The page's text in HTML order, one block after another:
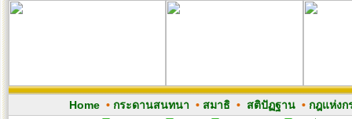
Home• กระดานสนทนา • สมาธิ• สติปัฏฐาน• กฎแห่งก